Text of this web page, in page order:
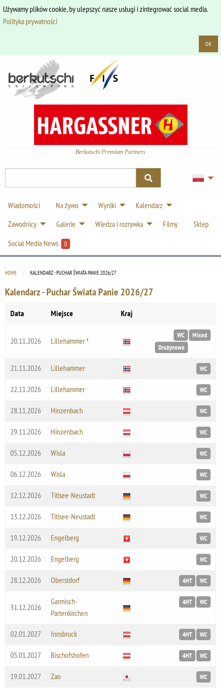
Używamy plików cookie, by ulepszyć nasze usługi i zintegrować social media.
Polityka prywatności
OK
Berkutschi Premium Partners
Wiadomości Na żywo Wyniki
Kalendarz
Zawodnicy
Galerie Wiedza i rozrywka Filmy
Sklep
Social Media News
0
HOME CURRENT:
KALENDARZ - PUCHAR ŚWIATA PANIE 2026/27
Kalendarz - Puchar Świata Panie 2026/27
Data Miejsce Kraj
20.11.2026 Lillehammer*
WC
Drużynowo
Mixed
21.11.2026 Lillehammer WC
22.11.2026 Lillehammer WC
28.11.2026 Hinzenbach WC
29.11.2026 Hinzenbach WC
05.12.2026 Wisla WC
06.12.2026 Wisla WC
12.12.2026 Titisee-Neustadt WC
13.12.2026 Titisee-Neustadt WC
19.12.2026 Engelberg WC
20.12.2026 Engelberg WC
28.12.2026 Oberstdorf 4HT WC
31.12.2026
Garmisch-
Partenkirchen
4HT WC
02.01.2027 Innsbruck 4HT WC
05.01.2027 Bischofshofen 4HT WC
19.01.2027 Zao WC